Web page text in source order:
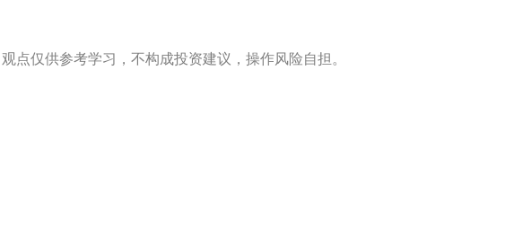
点仅供参考学习，不构成投资建议，操作风险自担。